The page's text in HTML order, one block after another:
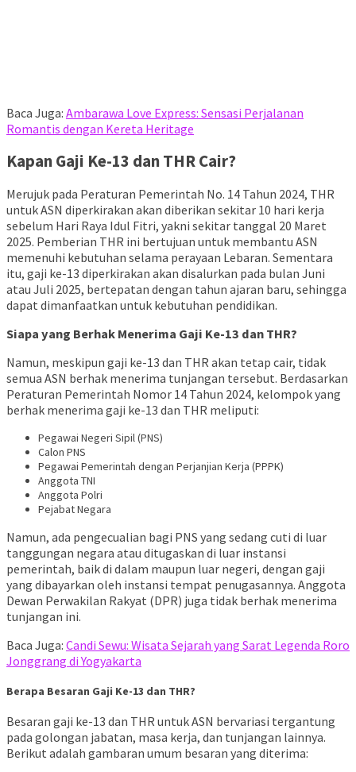
Baca Juga: Ambarawa Love Express: Sensasi Perjalanan
Romantis dengan Kereta Heritage
Kapan Gaji Ke-13 dan THR Cair?
Merujuk pada Peraturan Pemerintah No. 14 Tahun 2024, THR
untuk ASN diperkirakan akan diberikan sekitar 10 hari kerja
sebelum Hari Raya Idul Fitri, yakni sekitar tanggal 20 Maret
2025. Pemberian THR ini bertujuan untuk membantu ASN
memenuhi kebutuhan selama perayaan Lebaran. Sementara
itu, gaji ke-13 diperkirakan akan disalurkan pada bulan Juni
atau Juli 2025, bertepatan dengan tahun ajaran baru, sehingga
dapat dimanfaatkan untuk kebutuhan pendidikan.
Siapa yang Berhak Menerima Gaji Ke-13 dan THR?
Namun, meskipun gaji ke-13 dan THR akan tetap cair, tidak
semua ASN berhak menerima tunjangan tersebut. Berdasarkan
Peraturan Pemerintah Nomor 14 Tahun 2024, kelompok yang
berhak menerima gaji ke-13 dan THR meliputi:
Pegawai Negeri Sipil (PNS)
Calon PNS
Pegawai Pemerintah dengan Perjanjian Kerja (PPPK)
Anggota TNI
Anggota Polri
Pejabat Negara
Namun, ada pengecualian bagi PNS yang sedang cuti di luar
tanggungan negara atau ditugaskan di luar instansi
pemerintah, baik di dalam maupun luar negeri, dengan gaji
yang dibayarkan oleh instansi tempat penugasannya. Anggota
Dewan Perwakilan Rakyat (DPR) juga tidak berhak menerima
tunjangan ini.
Baca Juga: Candi Sewu: Wisata Sejarah yang Sarat Legenda Roro
Jonggrang di Yogyakarta
Berapa Besaran Gaji Ke-13 dan THR?
Besaran gaji ke-13 dan THR untuk ASN bervariasi tergantung
pada golongan jabatan, masa kerja, dan tunjangan lainnya.
Berikut adalah gambaran umum besaran yang diterima: